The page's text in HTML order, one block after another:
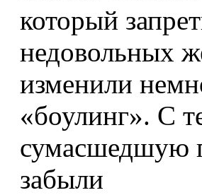
который
недовольных
изменили
«боулинг». С
сумасшедшую
забыли